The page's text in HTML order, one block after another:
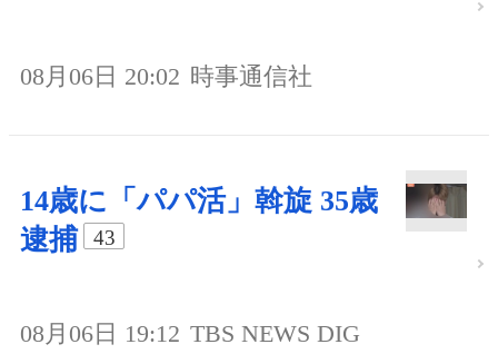
08月06日 20:02 時事通信社
14歳に「パパ活」斡旋 35歳
逮捕
43
08月06日 19:12 TBS NEWS DIG